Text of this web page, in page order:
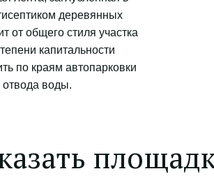
деревянных
от общего стиля участка
капитальности
по краям автопарковки
воды.